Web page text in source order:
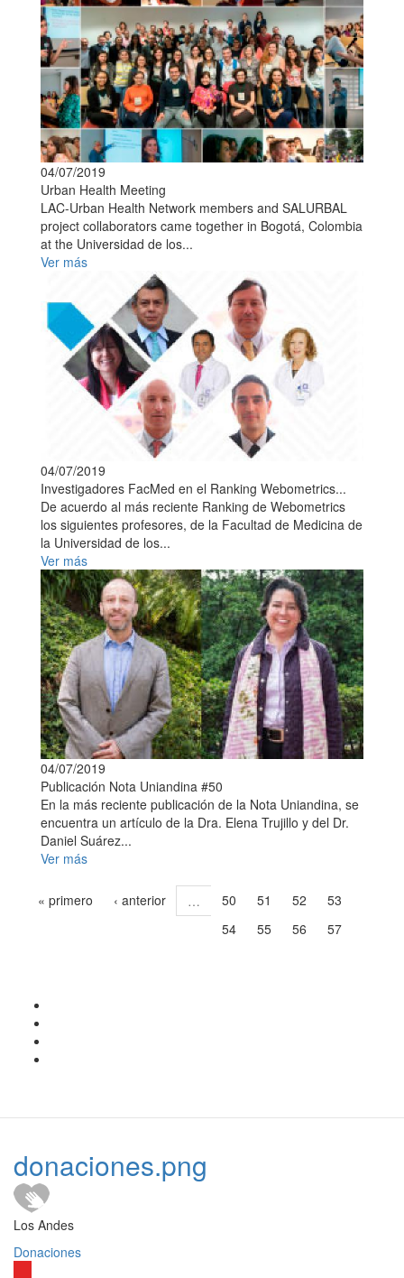
04/07/2019
Urban Health Meeting
LAC-Urban Health Network members and SALURBAL
project collaborators came together in Bogotá, Colombia
at the Universidad de los...
Ver más
04/07/2019
Investigadores FacMed en el Ranking Webometrics...
De acuerdo al más reciente Ranking de Webometrics
los siguientes profesores, de la Facultad de Medicina de
la Universidad de los...
Ver más
04/07/2019
Publicación Nota Uniandina #50
En la más reciente publicación de la Nota Uniandina, se
encuentra un artículo de la Dra. Elena Trujillo y del Dr.
Daniel Suárez...
Ver más
« primero ‹ anterior … 50 51 52
53
54
55 56
57
donaciones.png
Los Andes
Donaciones